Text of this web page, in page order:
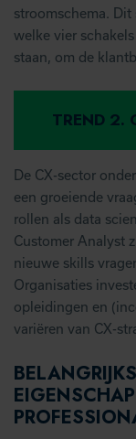
stroomschema.
welke vier
staan, om de
TREND 2.
De CX-sector
een groeiende
rollen als data
Customer Analyst
nieuwe skills
Organisaties
opleidingen en
variëren van CX-